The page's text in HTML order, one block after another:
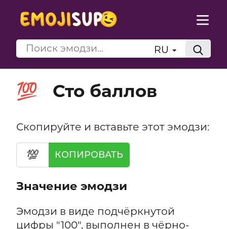
RU
💯 Сто баллов
Скопируйте и вставьте этот эмодзи:
💯 КОПИРОВАТЬ
Значение эмодзи
Эмодзи в виде подчёркнутой
цифры "100", выполнен в чёрно-